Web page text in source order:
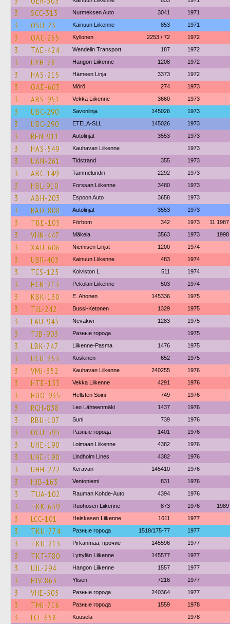
3 SCC-313 Nurmeksen Auto 3041 1971
3 OSU-23 Kainuun Liikenne 853 1971
3 OAC-265 Kyllonen 2253 / 72 1972
3 TAE-424 Wendelin Transport 187 1972
3 UYH-78 Hangon Liikenne 1208 1972
3 HAS-215 Hämeen Linja 3373 1972
3 OAE-603 Mörö 274 1973
3 ABS-951 Vekka Liikenne 3660 1973
3 UBC-290 Savonlinja 145026 1973
3 UBC-290 ETELA-SLL 145026 1973
3 REN-911 Autolinjat 3553 1973
3 HAS-549 Kauhavan Liikenne 1973
3 UAN-261 Tidstrand 355 1973
3 ABC-149 Tammelundin 2292 1973
3 HBL-910 Forssan Liikenne 3480 1973
3 ABH-203 Espoon Auto 3658 1973
3 RAO-808 Autolinjat 3553 1973
3 TBE-103 Förbom 342 1973 11.1987
3 VHN-447 Mäkela 3563 1973 1998
3 XAU-606 Niemisen Linjat 1200 1974
3 UBR-403 Kainuun Liikenne 483 1974
3 TCS-125 Koiviston L 511 1974
3 HCN-213 Pekolan Liikenne 503 1974
3 KBK-130 E. Ahonen 145336 1975
3 TJL-242 Bussi-Ketonen 1329 1975
3 LAU-945 Nevakivi 1283 1975
3 TJB-903 Разные города 1975
3 LBK-747 Liikenne-Pasma 1476 1975
3 UCU-353 Koskinen 652 1975
3 VMJ-352 Kauhavan Liikenne 240255 1976
3 HTE-153 Vekka Liikenne 4291 1976
3 HUO-935 Hellsten Soini 749 1976
3 RCH-838 Leo Lähteenmäki 1437 1976
3 RBU-107 Suni 739 1976
3 OCU-593 Разные города 1401 1976
3 UHE-190 Loimaan Liikenne 4382 1976
3 UHE-190 Lindholm Lines 4382 1976
3 UHH-222 Keravan 145410 1976
3 HJB-163 Ventoniemi 831 1976
3 TUA-102 Rauman Kohde-Auto 4394 1976
3 TKK-639 Ruohosen Liikenne 873 1976 1989
3 LCC-101 Heiskasen Liikenne 1611 1977
3 TKU-774 Разные города 1518/175-77 1977
3 TKU-213 Pirkanmaa, прочие 145596 1977
3 TKT-780 Lyttylän Liikenne 145577 1977
3 UJL-294 Hangon Liikenne 1557 1977
3 HJV-863 Ylisen 7216 1977
3 VHE-505 Разные города 240364 1977
3 TMJ-716 Разные города 1559 1978
3 LCL-658 Kuusela 1978